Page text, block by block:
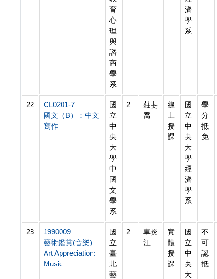
育
心
理
與
諮
商
學
系
濟
學
系
22
CL0201-7
國文（B）：中文
寫作
國
立
中
央
大
學
中
國
文
學
系
2
莊斐
喬
線
上
授
課
國
立
中
央
大
學
經
濟
學
系
學
分
抵
免
23
1990009
藝術鑑賞(音樂)
Art Appreciation:
Music
國
立
臺
北
藝
2
車炎
江
實
體
授
課
國
立
中
央
大
不
可
認
抵